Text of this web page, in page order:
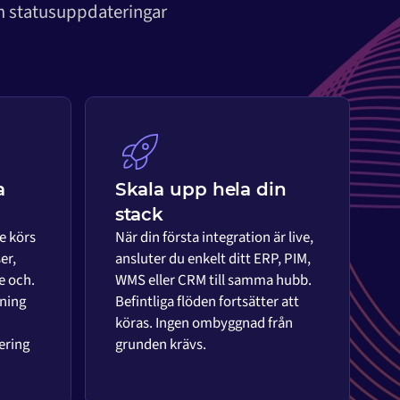
statusuppdateringar
körs
och.
Skala upp hela din
stack
När din första integration är live,
ansluter du enkelt ditt ERP, PIM,
WMS eller CRM till samma hubb.
Befintliga flöden fortsätter att
köras. Ingen ombyggnad från
grunden krävs.